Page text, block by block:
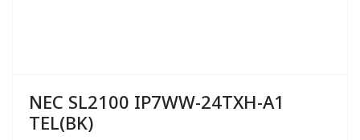
NEC SL2100 IP7WW-24TXH-A1
TEL(BK)